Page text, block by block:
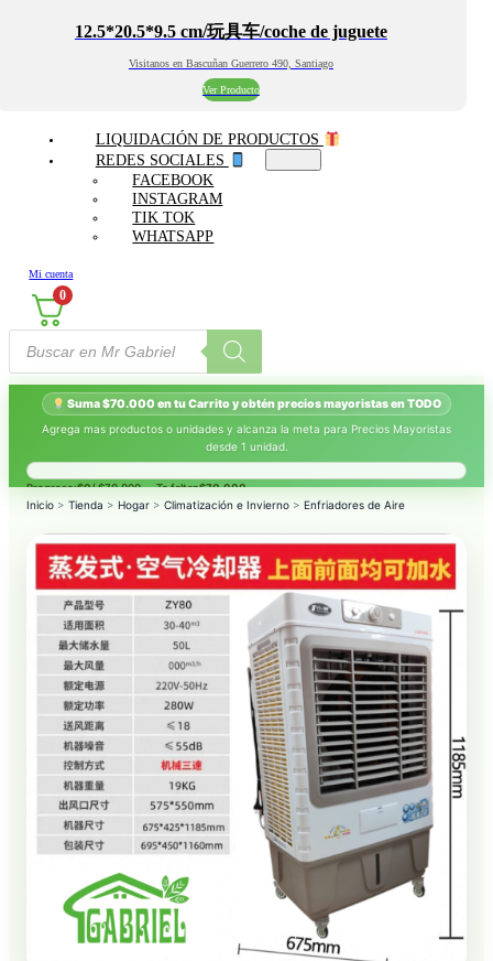
12.5*20.5*9.5 cm/玩具车/coche de juguete
Visitanos en Bascuñan Guerrero 490, Santiago
Ver Producto
LIQUIDACIÓN DE PRODUCTOS
REDES SOCIALES
FACEBOOK
INSTAGRAM
TIK TOK
WHATSAPP
Mi cuenta
0
Búsqueda
productos
Suma $70.000 en tu Carrito y obtén precios mayoristas en TODO
Agrega mas productos o unidades y alcanza la meta para Precios Mayoristas
desde 1 unidad.
Progreso:$0/ $70.000 — Te faltan$70.000.
Inicio > Tienda > Hogar > Climatización e Invierno > Enfriadores de Aire